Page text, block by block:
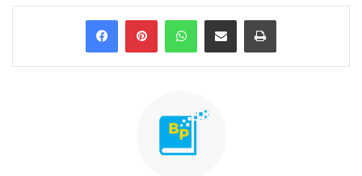
FacebookPinterestWhatsApp
Compartilhar via e-mail Imprimir